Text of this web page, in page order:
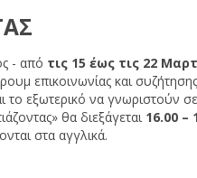
- από τις 15 έως τις 22
επικοινωνίας και
το εξωτερικό να γνωριστούν
θα διεξάγεται 16.00 –
στα αγγλικά.